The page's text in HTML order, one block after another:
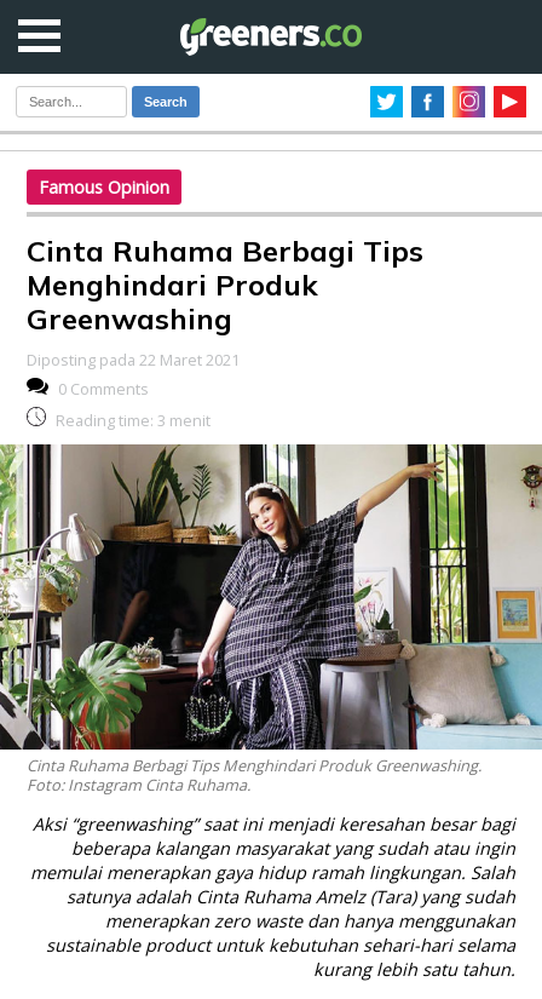
Search
Famous Opinion
Cinta Ruhama Berbagi Tips
Menghindari Produk
Greenwashing
Diposting pada 22 Maret 2021
0 Comments
Reading time: 3 menit
Cinta Ruhama Berbagi Tips Menghindari Produk Greenwashing.
Foto: Instagram Cinta Ruhama.
Aksi “greenwashing”saat ini menjadi keresahan besar bagi
beberapa kalangan masyarakat yang sudah atau ingin
memulai menerapkan gaya hidup ramah lingkungan. Salah
satunya adalah Cinta Ruhama Amelz (Tara) yang sudah
menerapkan zero wastedan hanya menggunakan
sustainable productuntuk kebutuhan sehari-hari selama
kurang lebih satu tahun.